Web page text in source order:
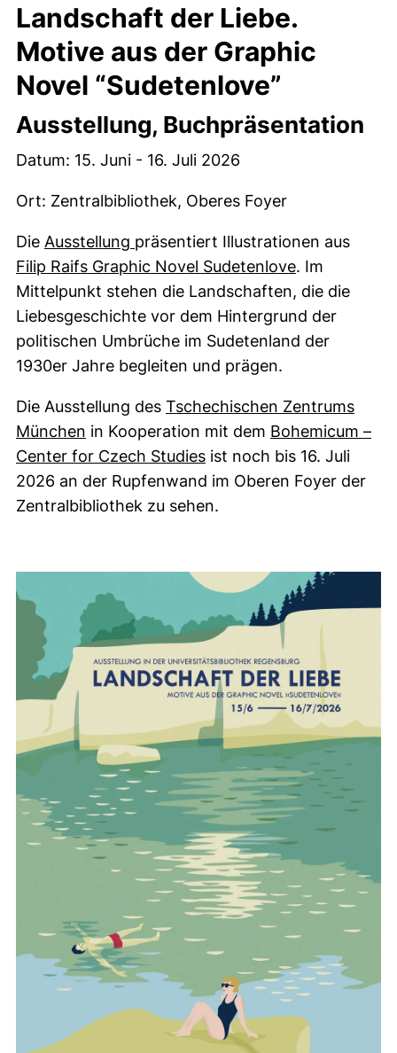
Landschaft der Liebe.
Motive aus der Graphic
Novel “Sudetenlove”
Ausstellung, Buchpräsentation
Datum: 15. Juni - 16. Juli 2026
Ort: Zentralbibliothek, Oberes Foyer
Die Ausstellung präsentiert Illustrationen aus
Filip Raifs Graphic Novel Sudetenlove(externer
. Im
Mittelpunkt stehen die Landschaften, die die
Liebesgeschichte vor dem Hintergrund der
politischen Umbrüche im Sudetenland der
1930er Jahre begleiten und prägen.
Die Ausstellung des Tschechischen Zentrums
München (externer Link, öffnet neues Fenster)
in Kooperation mit dem Bohemicum –
Center for Czech Studies ist noch bis 16. Juli
2026 an der Rupfenwand im Oberen Foyer der
Zentralbibliothek zu sehen.